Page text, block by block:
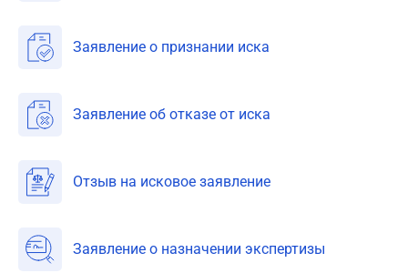
Заявление о признании иска
Заявление об отказе от иска
Отзыв на исковое заявление
Заявление о назначении экспертизы